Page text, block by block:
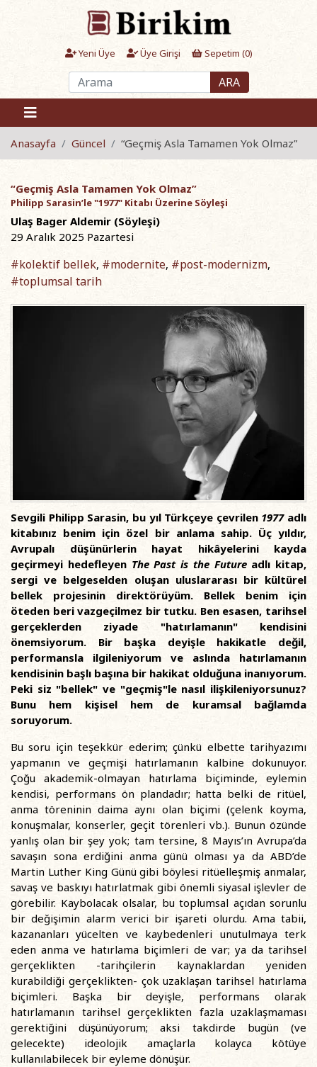
Yeni Üye Üye Girişi Sepetim (0)
ARA
Anasayfa Güncel “Geçmiş Asla Tamamen Yok Olmaz”
“Geçmiş Asla Tamamen Yok Olmaz”
Philipp Sarasin’le "1977" Kitabı Üzerine Söyleşi
Ulaş Bager Aldemir (Söyleşi)
29 Aralık 2025 Pazartesi
#kolektif bellek, #modernite, #post-modernizm,
#toplumsal tarih
Sevgili Philipp Sarasin, bu yıl Türkçeye çevrilen 1977adlı
kitabınız benim için özel bir anlama sahip. Üç yıldır,
Avrupalı düşünürlerin hayat hikâyelerini kayda
geçirmeyi hedefleyen The Past is the Futureadlı kitap,
sergi ve belgeselden oluşan uluslararası bir kültürel
bellek projesinin direktörüyüm. Bellek benim için
öteden beri vazgeçilmez bir tutku. Ben esasen, tarihsel
gerçeklerden ziyade "hatırlamanın" kendisini
önemsiyorum. Bir başka deyişle hakikatle değil,
performansla ilgileniyorum ve aslında hatırlamanın
kendisinin başlı başına bir hakikat olduğuna inanıyorum.
Peki siz "bellek" ve "geçmiş"le nasıl ilişkileniyorsunuz?
Bunu hem kişisel hem de kuramsal bağlamda
soruyorum.
Bu soru için teşekkür ederim; çünkü elbette tarihyazımı
yapmanın ve geçmişi hatırlamanın kalbine dokunuyor.
Çoğu akademik-olmayan hatırlama biçiminde, eylemin
kendisi, performans ön plandadır; hatta belki de ritüel,
anma töreninin daima aynı olan biçimi (çelenk koyma,
konuşmalar, konserler, geçit törenleri vb.). Bunun özünde
yanlış olan bir şey yok; tam tersine, 8 Mayıs’ın Avrupa’da
savaşın sona erdiğini anma günü olması ya da ABD’de
Martin Luther King Günü gibi böylesi ritüelleşmiş anmalar,
savaş ve baskıyı hatırlatmak gibi önemli siyasal işlevler de
görebilir. Kaybolacak olsalar, bu toplumsal açıdan sorunlu
bir değişimin alarm verici bir işareti olurdu. Ama tabii,
kazananları yücelten ve kaybedenleri unutulmaya terk
eden anma ve hatırlama biçimleri de var; ya da tarihsel
gerçeklikten -tarihçilerin kaynaklardan yeniden
kurabildiği gerçeklikten- çok uzaklaşan tarihsel hatırlama
biçimleri. Başka bir deyişle, performans olarak
hatırlamanın tarihsel gerçeklikten fazla uzaklaşmaması
gerektiğini düşünüyorum; aksi takdirde bugün (ve
gelecekte) ideolojik amaçlarla kolayca kötüye
kullanılabilecek bir eyleme dönüşür.